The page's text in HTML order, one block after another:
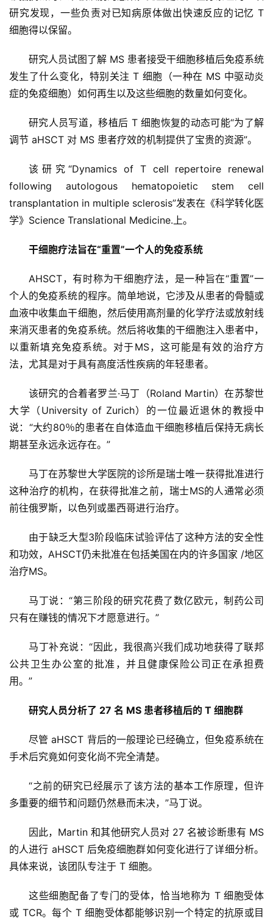
首
行
业
研究发现，一些负责对已知病原体做出快速反应的记忆 T
细胞得以保留。
研究人员试图了解 MS 患者接受干细胞移植后免疫系统
发生了什么变化，特别关注 T 细胞（一种在 MS 中驱动炎
症的免疫细胞）如何再生以及这些细胞的数量如何变化。
研究人员写道，移植后 T 细胞恢复的动态可能“为了解
调节 aHSCT 对 MS 患者疗效的机制提供了宝贵的资源”。
该研究“Dynamics of T cell repertoire renewal
following autologous hematopoietic stem cell
transplantation in multiple sclerosis”发表在《科学转化医
学》Science Translational Medicine.上。
干细胞疗法旨在“重置”一个人的免疫系统
AHSCT，有时称为干细胞疗法，是一种旨在“重置”一
个人的免疫系统的程序。简单地说，它涉及从患者的骨髓或
血液中收集血干细胞，然后使用高剂量的化学疗法或放射线
来消灭患者的免疫系统。然后将收集的干细胞注入患者中，
以重新填充免疫系统。对于MS，这可能是有效的治疗方
法，尤其是对于具有高度活性疾病的年轻患者。
该研究的合着者罗兰·马丁（Roland Martin）在苏黎世
大学（University of Zurich）的一位最近退休的教授中
说：“大约80％的患者在自体造血干细胞移植后保持无病长
期甚至永远永远存在。”
马丁在苏黎世大学医院的诊所是瑞士唯一获得批准进行
这种治疗的机构，在获得批准之前，瑞士MS的人通常必须
前往俄罗斯，以色列或墨西哥进行治疗。
由于缺乏大型3阶段临床试验评估了这种方法的安全性
和功效，AHSCT仍未批准在包括美国在内的许多国家 /地区
治疗MS。
马丁说：“第三阶段的研究花费了数亿欧元，制药公司
只有在赚钱的情况下才愿意进行。”
马丁补充说：“因此，我很高兴我们成功地获得了联邦
公共卫生办公室的批准，并且健康保险公司正在承担费
用。”
研究人员分析了 27 名 MS 患者移植后的 T 细胞群
尽管 aHSCT 背后的一般理论已经确立，但免疫系统在
手术后究竟如何变化尚不完全清楚。
“之前的研究已经展示了该方法的基本工作原理，但许
多重要的细节和问题仍然悬而未决，”马丁说。
因此，Martin 和其他研究人员对 27 名被诊断患有 MS
的人进行 aHSCT 后免疫细胞群如何变化进行了详细分析。
具体来说，该团队专注于 T 细胞。
这些细胞配备了专门的受体，恰当地称为 T 细胞受体
或 TCR。每个 T 细胞受体都能够识别一个特定的抗原或目